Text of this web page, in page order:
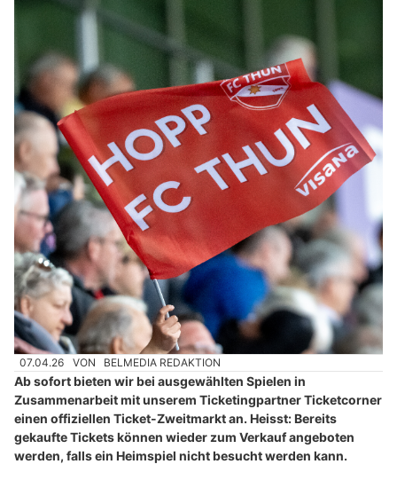
07.04.26 VON BELMEDIA REDAKTION
Ab sofort bieten wir bei ausgewählten Spielen in
Zusammenarbeit mit unserem Ticketingpartner Ticketcorner
einen offiziellen Ticket-Zweitmarkt an. Heisst: Bereits
gekaufte Tickets können wieder zum Verkauf angeboten
werden, falls ein Heimspiel nicht besucht werden kann.